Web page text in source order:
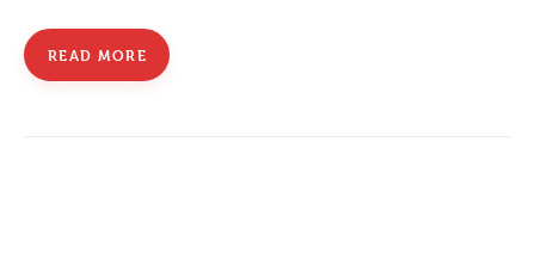
READ MORE